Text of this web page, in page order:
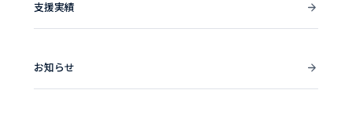
支援実績
お知らせ